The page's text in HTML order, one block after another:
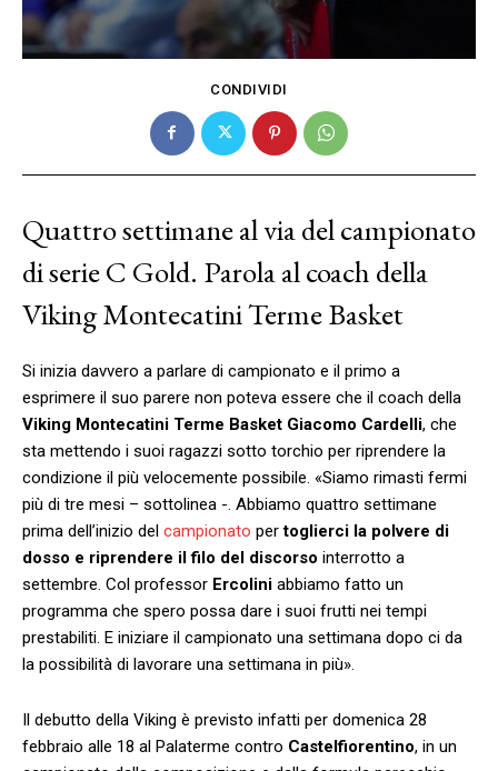
CONDIVIDI
Quattro settimane al via del campionato
di serie C Gold. Parola al coach della
Viking Montecatini Terme Basket
Si inizia davvero a parlare di campionato e il primo a
esprimere il suo parere non poteva essere che il coach della
Viking Montecatini Terme Basket Giacomo Cardelli, che
sta mettendo i suoi ragazzi sotto torchio per riprendere la
condizione il più velocemente possibile. «Siamo rimasti fermi
più di tre mesi – sottolinea -. Abbiamo quattro settimane
prima dell’inizio del campionato pertoglierci la polvere di
dosso e riprendere il filo del discorso interrotto a
settembre. Col professor Ercolini abbiamo fatto un
programma che spero possa dare i suoi frutti nei tempi
prestabiliti. E iniziare il campionato una settimana dopo ci da
la possibilità di lavorare una settimana in più».
Il debutto della Viking è previsto infatti per domenica 28
febbraio alle 18 al Palaterme contro Castelfiorentino, in un